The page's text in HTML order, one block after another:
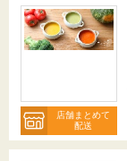
店舗まとめて
配送